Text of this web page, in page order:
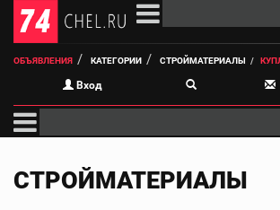
ОБЪЯВЛЕНИЯ КАТЕГОРИИ СТРОЙМАТЕРИАЛЫ
Вход
СТРОЙМАТЕРИАЛЫ